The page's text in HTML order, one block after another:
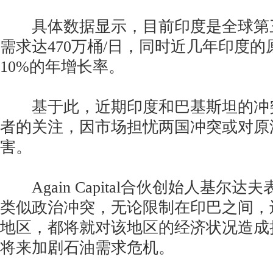
具体数据显示，目前印度是全球第
需求达470万桶/日，同时近几年印度
10%的年增长率。
基于此，近期印度和巴基斯坦的冲
者的关注，因市场担忧两国冲突或对
害。
Again Capital合伙创始人基尔达夫
类似政治冲突，无论限制在印巴之间
地区，都将就对该地区的经济状况造
将来加剧石油需求危机。